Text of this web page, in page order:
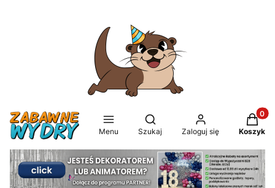
Menu
Otwórz wyszukiwarkę
Szukaj Zaloguj się Koszyk